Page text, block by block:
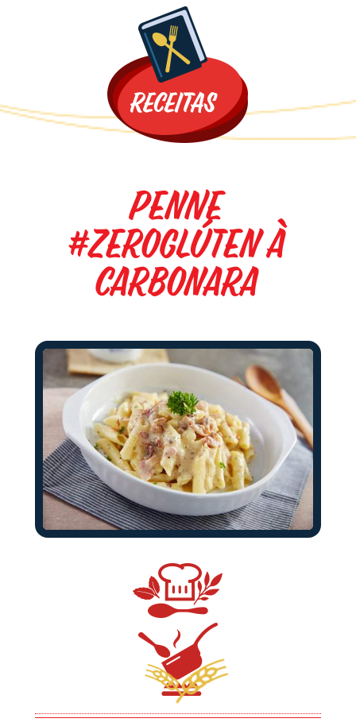
Penne
#ZeroGlúten à
Carbonara